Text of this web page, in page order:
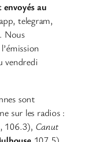
envoyés au
telegram,
Nous
vendredi
sont
sur les radios :
, 106.3), Canut